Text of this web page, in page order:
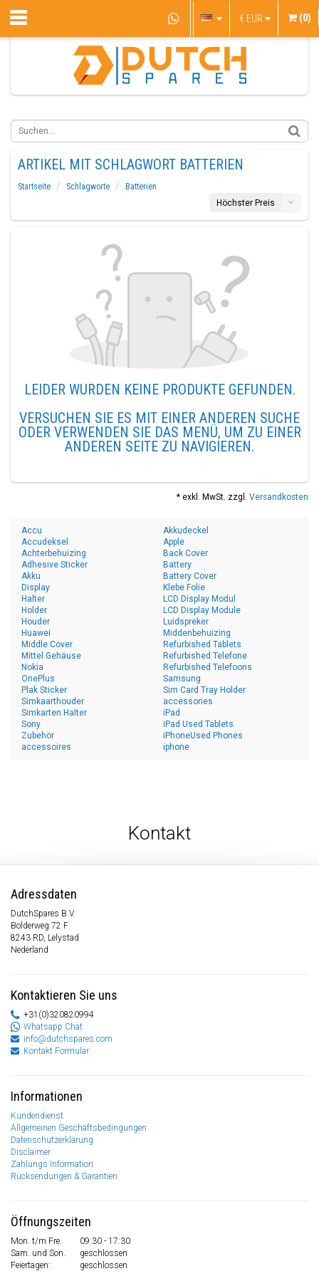
€ EUR (0)
ARTIKEL MIT SCHLAGWORT BATTERIEN
Startseite Schlagworte
Batterien
Höchster Preis
LEIDER WURDEN KEINE PRODUKTE GEFUNDEN.
VERSUCHEN SIE ES MIT EINER ANDEREN SUCHE
ODER VERWENDEN SIE DAS MENÜ, UM ZU EINER
ANDEREN SEITE ZU NAVIGIEREN.
* exkl. MwSt. zzgl. Versandkosten
Accu
Accudeksel
Achterbehuizing
Adhesive Sticker
Akku
Akkudeckel
Apple
Back Cover
Battery
Battery Cover
Display
Halter
Holder
Houder
Huawei
Klebe Folie
LCD Display Modul
LCD Display Module
Luidspreker
Middenbehuizing
Middle Cover
Mittel Gehäuse
Nokia
OnePlus
Plak Sticker
Refurbished Tablets
Refurbished Telefone
Refurbished Telefoons
Samsung
Sim Card Tray Holder
Simkaarthouder
Simkarten Halter
Sony
Zubehör
accessoires
accessories
iPad
iPad Used Tablets
iPhoneUsed Phones
iphone
Kontakt
Adressdaten
DutchSpares B.V.
Bolderweg 72 F
8243 RD, Lelystad
Nederland
Kontaktieren Sie uns
+31(0)320820994
Whatsapp Chat
info@dutchspares.com
Kontakt Formular
Informationen
Kundendienst
Allgemeinen Geschäftsbedingungen
Datenschutzerklärung
Disclaimer
Zahlungs Information
Rücksendungen & Garantien
Öffnungszeiten
Mon. t/m Fre.
09:30 - 17:30
Sam. und Son.
geschlossen
Feiertagen:
geschlossen